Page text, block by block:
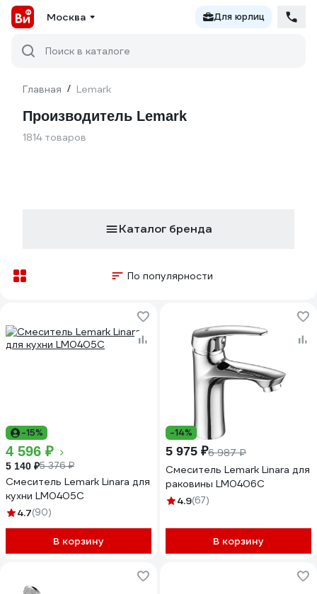
Москва Для юрлиц
Поиск в каталоге
Главная / Lemark
Производитель Lemark
1814 товаров
Каталог бренда
По популярности
-15%
4 596 ₽
5 140 ₽5 376 ₽
Смеситель Lemark Linara для
кухни LM0405C
4.7(90)
В корзину
-14%
5 975 ₽6 987 ₽
Смеситель Lemark Linara для
раковины LM0406C
4.9(67)
В корзину